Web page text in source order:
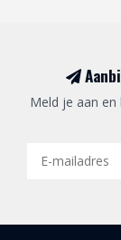
Meld je aan